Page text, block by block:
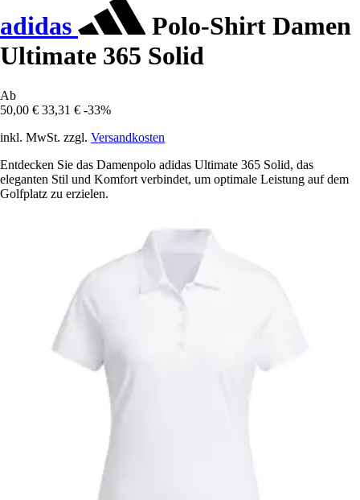
adidas
Polo-Shirt Damen
Ultimate 365 Solid
Ab
50,00 € 33,31 € -33%
inkl. MwSt. zzgl. Versandkosten
Entdecken Sie das Damenpolo adidas Ultimate 365 Solid, das
eleganten Stil und Komfort verbindet, um optimale Leistung auf dem
Golfplatz zu erzielen.